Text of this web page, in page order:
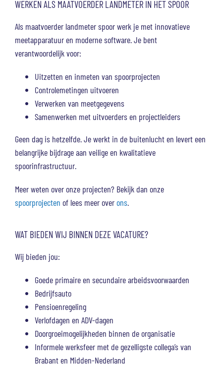
WERKEN ALS MAATVOERDER LANDMETER IN HET SPOOR
Als maatvoerder landmeter spoor werk je met innovatieve
meetapparatuur en moderne software. Je bent
verantwoordelijk voor:
Uitzetten en inmeten van spoorprojecten
Controlemetingen uitvoeren
Verwerken van meetgegevens
Samenwerken met uitvoerders en projectleiders
Geen dag is hetzelfde. Je werkt in de buitenlucht en levert een
belangrijke bijdrage aan veilige en kwalitatieve
spoorinfrastructuur.
Meer weten over onze projecten? Bekijk dan onze
spoorprojecten of lees meer over ons.
WAT BIEDEN WIJ BINNEN DEZE VACATURE?
Wij bieden jou:
Goede primaire en secundaire arbeidsvoorwaarden
Bedrijfsauto
Pensioenregeling
Verlofdagen en ADV-dagen
Doorgroeimogelijkheden binnen de organisatie
Informele werksfeer met de gezelligste collega’s van
Brabant en Midden-Nederland